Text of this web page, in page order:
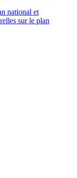
national et
sur le plan